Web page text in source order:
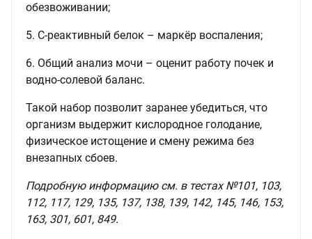
обезвоживании;
5. С-реактивный белок – маркёр воспаления;
6. Общий анализ мочи – оценит работу почек и
водно-солевой баланс.
Такой набор позволит заранее убедиться, что
организм выдержит кислородное голодание,
физическое истощение и смену режима без
внезапных сбоев.
Подробную информацию см. в тестах №101, 103,
112, 117, 129, 135, 137, 138, 139, 142, 145, 146, 153,
163, 301, 601, 849.